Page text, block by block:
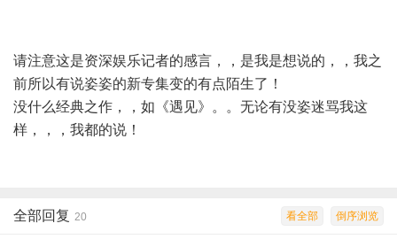
请注意这是资深娱乐记者的感言，，是我是想说的，，我之
前所以有说姿姿的新专集变的有点陌生了！
没什么经典之作，，如《遇见》。。无论有没姿迷骂我这
样，，，我都的说！
倒序浏览
看全部
全部回复 20